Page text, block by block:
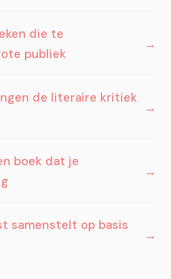
die te
publiek
de literaire kritiek
boek dat je
samenstelt op basis